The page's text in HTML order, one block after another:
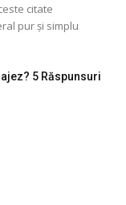
citate
pur și simplu
5 Răspunsuri